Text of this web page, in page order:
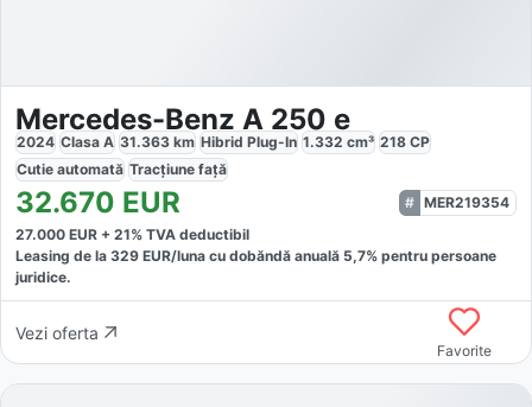
Mercedes-Benz A 250 e
2024 Clasa A 31.363 km Hibrid Plug-In 1.332 cm³ 218 CP
Cutie automată Tracțiune față
32.670 EUR
MER219354
27.000 EUR + 21% TVA deductibil
Leasing de la 329 EUR/luna cu dobăndă anuală 5,7% pentru persoane
juridice.
Vezi oferta
Favorite